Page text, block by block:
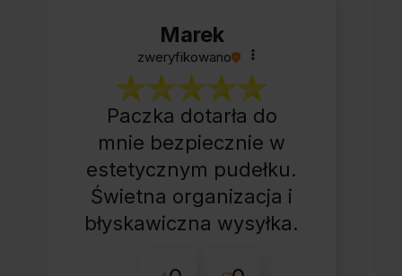
Marek
zweryfikowano
Paczka dotarła do
mnie bezpiecznie w
estetycznym pudełku.
Świetna organizacja i
błyskawiczna wysyłka.